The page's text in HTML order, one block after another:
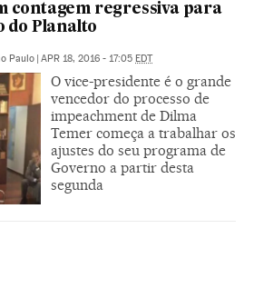
contagem regressiva para
do Planalto
Paulo | APR 18, 2016 - 17:05 EDT
O vice-presidente é o grande
vencedor do processo de
impeachment de Dilma
Temer começa a trabalhar os
ajustes do seu programa de
Governo a partir desta
segunda